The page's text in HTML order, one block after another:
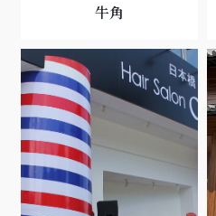
牛角